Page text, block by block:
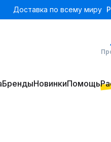
Доставка по всему миру
БрендыНовинкиПомощь